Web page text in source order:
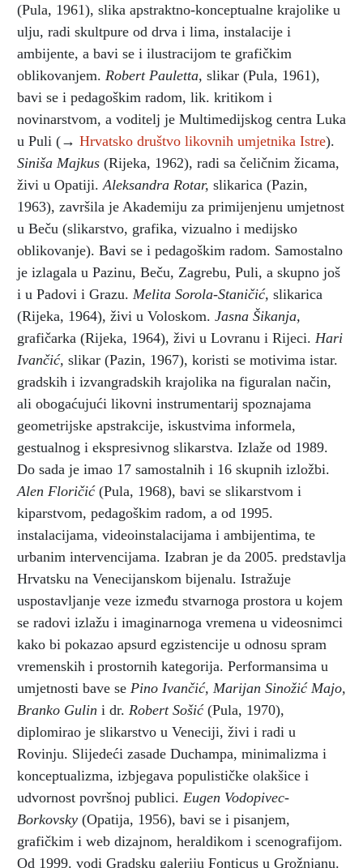
(Pula, 1961), slika apstraktno-konceptualne krajolike u
ulju, radi skultpure od drva i lima, instalacije i
ambijente, a bavi se i ilustracijom te grafičkim
oblikovanjem. Robert Pauletta, slikar (Pula, 1961),
bavi se i pedagoškim radom, lik. kritikom i
novinarstvom, a voditelj je Multimedijskog centra Luka
u Puli (→ Hrvatsko društvo likovnih umjetnika Istre).
Siniša Majkus (Rijeka, 1962), radi sa čeličnim žicama,
živi u Opatiji. Aleksandra Rotar, slikarica (Pazin,
1963), završila je Akademiju za primijenjenu umjetnost
u Beču (slikarstvo, grafika, vizualno i medijsko
oblikovanje). Bavi se i pedagoškim radom. Samostalno
je izlagala u Pazinu, Beču, Zagrebu, Puli, a skupno još
i u Padovi i Grazu. Melita Sorola-Staničić, slikarica
(Rijeka, 1964), živi u Voloskom. Jasna Šikanja,
grafičarka (Rijeka, 1964), živi u Lovranu i Rijeci. Hari
Ivančić, slikar (Pazin, 1967), koristi se motivima istar.
gradskih i izvangradskih krajolika na figuralan način,
ali obogaćujući likovni instrumentarij spoznajama
geometrijske apstrakcije, iskustvima informela,
gestualnog i ekspresivnog slikarstva. Izlaže od 1989.
Do sada je imao 17 samostalnih i 16 skupnih izložbi.
Alen Floričić(Pula, 1968), bavi se slikarstvom i
kiparstvom, pedagoškim radom, a od 1995.
instalacijama, videoinstalacijama i ambijentima, te
urbanim intervencijama. Izabran je da 2005. predstavlja
Hrvatsku na Venecijanskom bijenalu. Istražuje
uspostavljanje veze između stvarnoga prostora u kojem
se radovi izlažu i imaginarnoga vremena u videosnimci
kako bi pokazao apsurd egzistencije u odnosu spram
vremenskih i prostornih kategorija. Performansima u
umjetnosti bave se Pino Ivančić, Marijan Sinožić Majo,
Branko Gulin i dr. Robert Sošić(Pula, 1970),
diplomirao je slikarstvo u Veneciji, živi i radi u
Rovinju. Slijedeći zasade Duchampa, minimalizma i
konceptualizma, izbjegava populističke olakšice i
udvornost površnoj publici. Eugen Vodopivec-
Borkovsky (Opatija, 1956), bavi se i pisanjem,
grafičkim i web dizajnom, heraldikom i scenografijom.
Od 1999. vodi Gradsku galeriju Fonticus u Grožnjanu.